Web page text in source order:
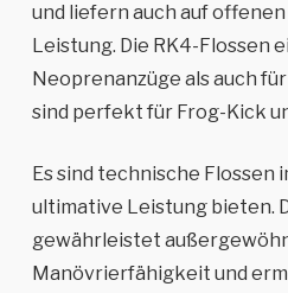
und liefern auch auf
Leistung. Die RK4-Flossen
Neoprenanzüge als auch
sind perfekt für Frog-Kick
Es sind technische Flossen
ultimative Leistung bieten.
gewährleistet
Manövrierfähigkeit und